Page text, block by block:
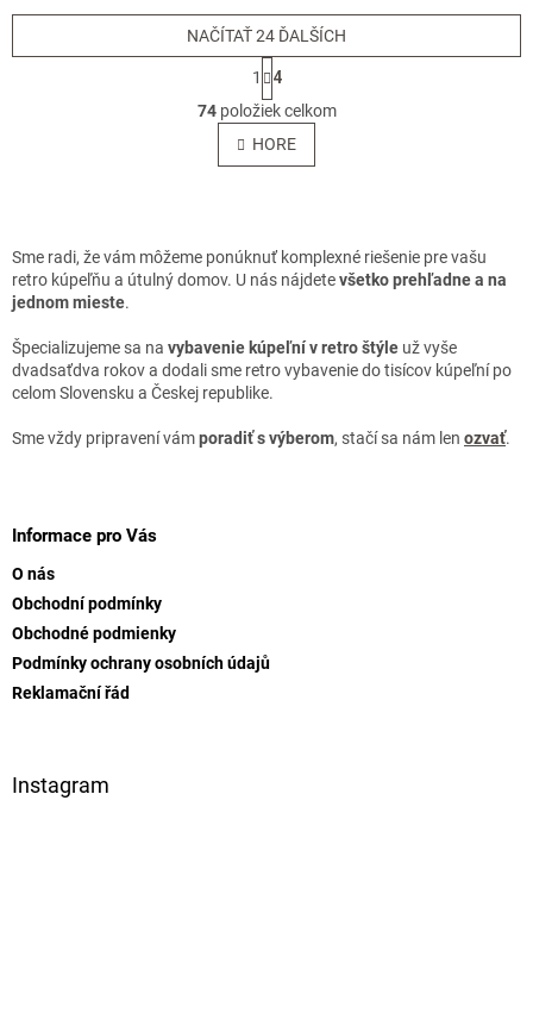
O
v
l
á
i
e
v
k
y
ý
NAČÍTAŤ 24 ĎALŠÍCH
S
t
r
á
n
k
n
i
e
1
4
74položiek celkom
HORE
Sme radi, že vám môžeme ponúknuť komplexné riešenie pre vašu
retro kúpeľňu a útulný domov. U nás nájdetevšetko prehľadne a na
jednom mieste.
Špecializujeme sa na vybavenie kúpeľní v retro štýle už vyše
dvadsaťdva rokov a dodali sme retro vybavenie do tisícov kúpeľní po
celom Slovensku a Českej republike.
Sme vždy pripravení vámporadiť s výberom, stačí sa nám len ozvať.
Informace pro Vás
O nás
Obchodní podmínky
Obchodné podmienky
Podmínky ochrany osobních údajů
Reklamační řád
Instagram